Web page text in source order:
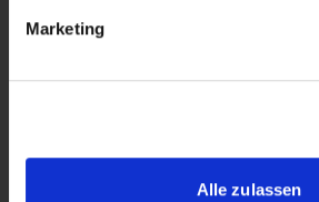
Marketing
Alle zulassen
Datenschutzerklärung